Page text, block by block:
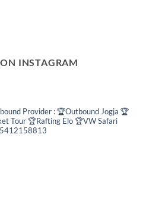
INSTAGRAM
Provider :🏆Outbound Jogja 🏆
Tour🏆Rafting Elo🏆VW Safari